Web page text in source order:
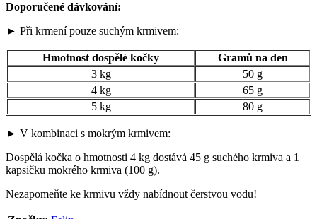
Doporučené dávkování:
► Při krmení pouze suchým krmivem:
Hmotnost dospělé kočky
Gramů na den
3 kg
50 g
4 kg
65 g
5 kg
80 g
► V kombinaci s mokrým krmivem:
Dospělá kočka o hmotnosti 4 kg dostává 45 g suchého krmiva a 1
kapsičku mokrého krmiva (100 g).
Nezapomeňte ke krmivu vždy nabídnout čerstvou vodu!